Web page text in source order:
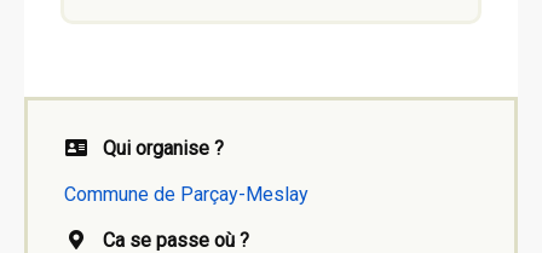
Qui organise ?
Commune de Parçay-Meslay
Ca se passe où ?